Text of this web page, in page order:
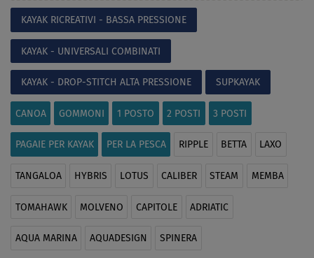
KAYAK RICREATIVI - BASSA PRESSIONE
KAYAK - UNIVERSALI COMBINATI
KAYAK - DROP-STITCH ALTA PRESSIONE SUPKAYAK
CANOA GOMMONI 1 POSTO 2 POSTI 3 POSTI
PAGAIE PER KAYAK PER LA PESCA RIPPLE BETTA LAXO
TANGALOA HYBRIS LOTUS CALIBER STEAM MEMBA
TOMAHAWK MOLVENO CAPITOLE ADRIATIC
AQUA MARINA AQUADESIGN SPINERA